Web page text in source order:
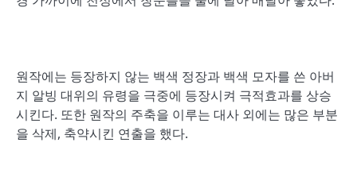
원작에는 등장하지 않는 백색 정장과 백색 모자를 쓴 아버
지 알빙 대위의 유령을 극중에 등장시켜 극적효과를 상승
시킨다. 또한 원작의 주축을 이루는 대사 외에는 많은 부분
을 삭제, 축약시킨 연출을 했다.